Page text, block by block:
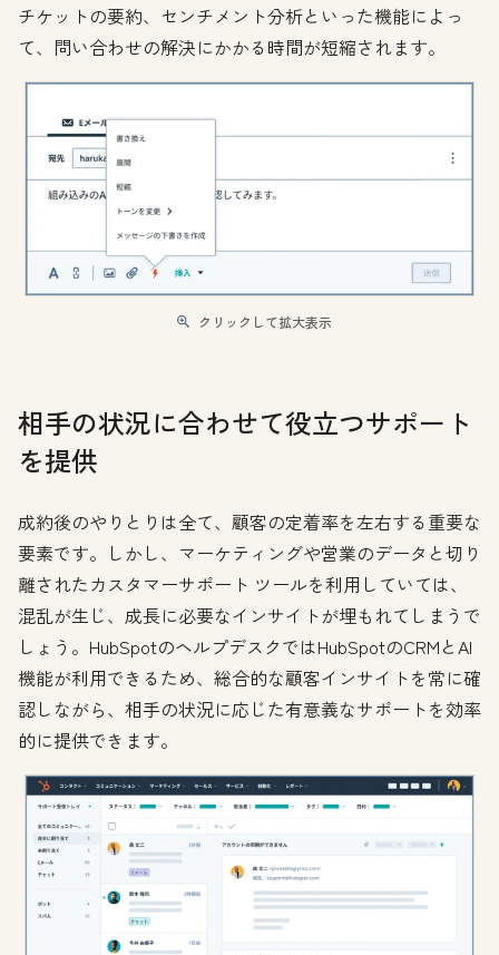
チケットの要約、センチメント分析といった機能によっ
て、問い合わせの解決にかかる時間が短縮されます。
クリックして拡大表示
相手の状況に合わせて役立つサポート
を提供
成約後のやりとりは全て、顧客の定着率を左右する重要な
要素です。しかし、マーケティングや営業のデータと切り
離されたカスタマーサポート ツールを利用していては、
混乱が生じ、成長に必要なインサイトが埋もれてしまうで
しょう。HubSpotのヘルプデスクではHubSpotのCRMとAI
機能が利用できるため、総合的な顧客インサイトを常に確
認しながら、相手の状況に応じた有意義なサポートを効率
的に提供できます。